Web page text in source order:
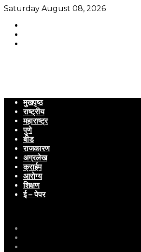
Saturday August 08, 2026
मुखपृष्ठ
राष्ट्रीय
महाराष्ट्र
पुणे
बीड
राजकारण
अग्रलेख
क्राईम
आरोग्य
शिक्षण
ई – पेपर